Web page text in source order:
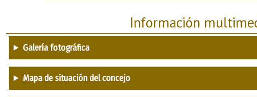
Información
Galería fotográfica
Mapa de situación del concejo